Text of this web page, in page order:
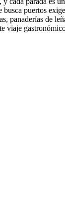
puertos
panaderías
viaje